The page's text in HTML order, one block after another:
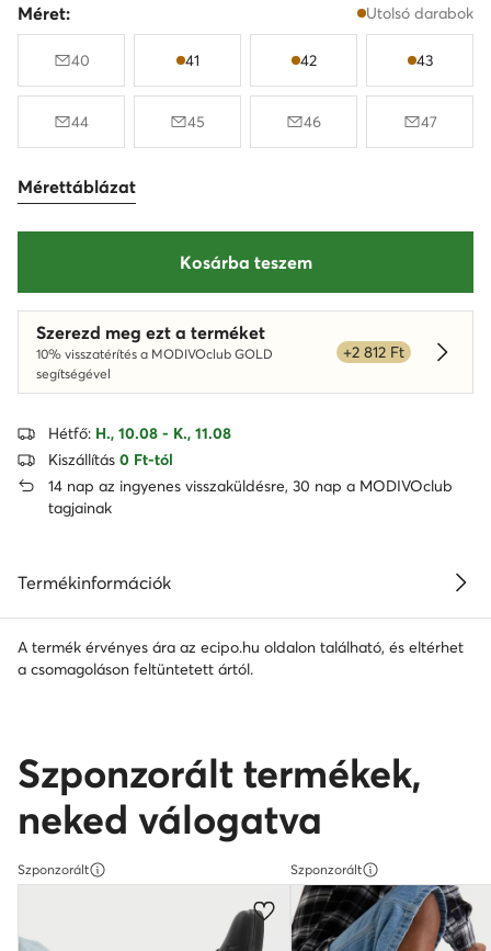
Méret: Utolsó darabok
40 41 42 43
44 45 46 47
Mérettáblázat
Kosárba teszem
Szerezd meg ezt a terméket
10% visszatérítés a MODIVOclub GOLD
segítségével
+2 812 Ft
Hétfő: H., 10.08 - K., 11.08
Kiszállítás 0 Ft-tól
14 nap az ingyenes visszaküldésre, 30 nap a MODIVOclub
tagjainak
Termékinformációk
A termék érvényes ára az ecipo.hu oldalon található, és eltérhet
a csomagoláson feltüntetett ártól.
Szponzorált termékek,
neked válogatva
Szponzorált Szponzorált